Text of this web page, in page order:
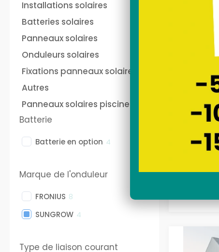
plug and play Anker
Installations solaires
Batteries solaires
Panneaux solaires
Onduleurs solaires
Fixations panneaux solaires
Autres
Panneaux solaires piscine
Batterie
Batterie en option 4
Marque de l'onduleur
FRONIUS 8
SUNGROW 4
Type de liaison courant
solaire